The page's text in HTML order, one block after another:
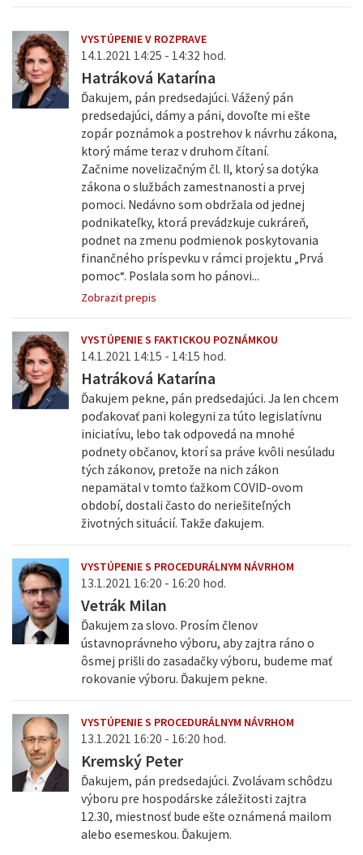
VYSTÚPENIE V ROZPRAVE
14.1.2021 14:25 - 14:32 hod.
Hatráková Katarína
Ďakujem, pán predsedajúci. Vážený pán
predsedajúci, dámy a páni, dovoľte mi ešte
zopár poznámok a postrehov k návrhu zákona,
ktorý máme teraz v druhom čítaní.
Začnime novelizačným čl. II, ktorý sa dotýka
zákona o službách zamestnanosti a prvej
pomoci. Nedávno som obdržala od jednej
podnikateľky, ktorá prevádzkuje cukráreň,
podnet na zmenu podmienok poskytovania
finančného príspevku v rámci projektu „Prvá
pomoc“. Poslala som ho pánovi...
Zobrazit prepis
VYSTÚPENIE S FAKTICKOU POZNÁMKOU
14.1.2021 14:15 - 14:15 hod.
Hatráková Katarína
Ďakujem pekne, pán predsedajúci. Ja len chcem
poďakovať pani kolegyni za túto legislatívnu
iniciatívu, lebo tak odpovedá na mnohé
podnety občanov, ktorí sa práve kvôli nesúladu
tých zákonov, pretože na nich zákon
nepamätal v tomto ťažkom COVID-ovom
období, dostali často do neriešiteľných
životných situácií. Takže ďakujem.
VYSTÚPENIE S PROCEDURÁLNYM NÁVRHOM
13.1.2021 16:20 - 16:20 hod.
Vetrák Milan
Ďakujem za slovo. Prosím členov
ústavnoprávneho výboru, aby zajtra ráno o
ôsmej prišli do zasadačky výboru, budeme mať
rokovanie výboru. Ďakujem pekne.
VYSTÚPENIE S PROCEDURÁLNYM NÁVRHOM
13.1.2021 16:20 - 16:20 hod.
Kremský Peter
Ďakujem, pán predsedajúci. Zvolávam schôdzu
výboru pre hospodárske záležitosti zajtra
12.30, miestnosť bude ešte oznámená mailom
alebo esemeskou. Ďakujem.